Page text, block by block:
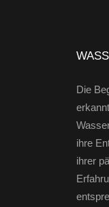
Die
ihre
ihrer